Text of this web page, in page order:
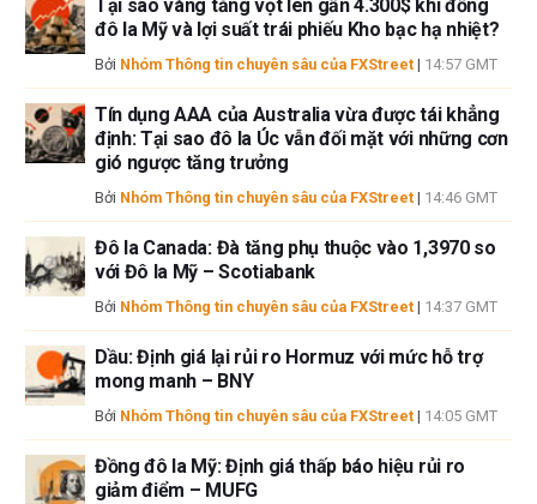
giả không cam đoan về tính chính xác, đầy đủ hoặc phù hợp của thông
tin này. FXStreet và tác giả sẽ không chịu trách nhiệm về bất kỳ sai sót,
thiếu sót hoặc bất kỳ tổn thất, thương tích hoặc thiệt hại nào phát sinh từ
thông tin này và việc hiển thị hoặc sử dụng thông tin này. Ngoại trừ các
lỗi và thiếu sót.
Tác giả và FXStreet không phải là các cố vấn đầu tư đã đăng ký và không
Tại sao vàng tăng vọt lên gần 4.300$ khi đồng
đô la Mỹ và lợi suất trái phiếu Kho bạc hạ nhiệt?
Bởi Nhóm Thông tin chuyên sâu của FXStreet | 14:57 GMT
Tín dụng AAA của Australia vừa được tái khẳng
định: Tại sao đô la Úc vẫn đối mặt với những cơn
gió ngược tăng trưởng
Bởi Nhóm Thông tin chuyên sâu của FXStreet | 14:46 GMT
Đô la Canada: Đà tăng phụ thuộc vào 1,3970 so
với Đô la Mỹ – Scotiabank
Bởi Nhóm Thông tin chuyên sâu của FXStreet | 14:37 GMT
Dầu: Định giá lại rủi ro Hormuz với mức hỗ trợ
mong manh – BNY
Bởi Nhóm Thông tin chuyên sâu của FXStreet | 14:05 GMT
Đồng đô la Mỹ: Định giá thấp báo hiệu rủi ro
giảm điểm – MUFG